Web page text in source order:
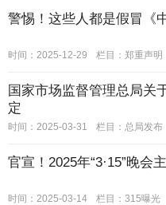
警惕！这些人都是假冒《
时间：2025-12-29 栏目： 郑重声明
国家市场监督管理总局关
定
时间：2025-03-31 栏目： 总局发布
官宣！2025年“3·15”晚会
时间：2025-03-14 栏目： 315曝光